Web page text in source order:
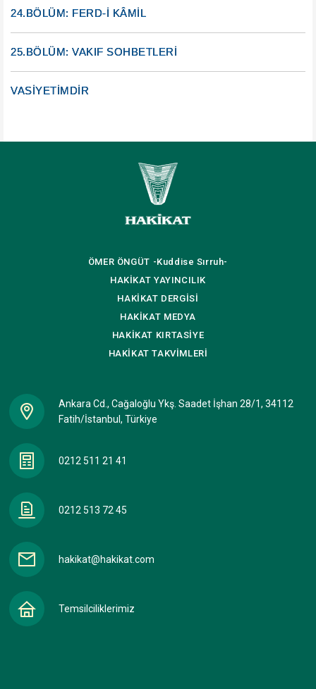
24.BÖLÜM: FERD-İ KÂMİL
25.BÖLÜM: VAKIF SOHBETLERİ
VASİYETİMDİR
ÖMER ÖNGÜT -Kuddise Sırruh-
HAKİKAT YAYINCILIK
HAKİKAT DERGİSİ
HAKİKAT MEDYA
HAKİKAT KIRTASİYE
HAKİKATTAKVİMLERİ
Ankara Cd., Cağaloğlu Ykş. Saadet İşhan 28/1, 34112
Fatih/İstanbul, Türkiye
0212 511 21 41
0212 513 72 45
hakikat@hakikat.com
Temsilciliklerimiz